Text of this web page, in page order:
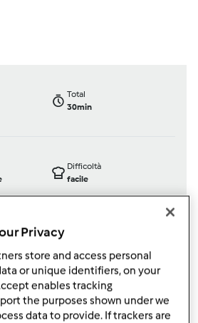
Total
30min
Difficoltà
facile
daOspite
published: 16-10-2019
alle mie raccolte
Privacy
store and access personal
or unique identifiers, on your
enables tracking
the purposes shown under we
data to provide. If trackers are